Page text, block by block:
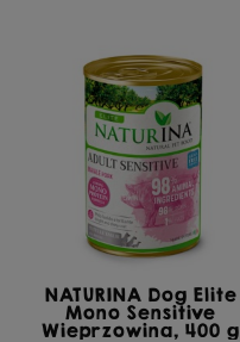
NATURINA Dog Elite
Mono Sensitive
Wieprzowina, 400 g